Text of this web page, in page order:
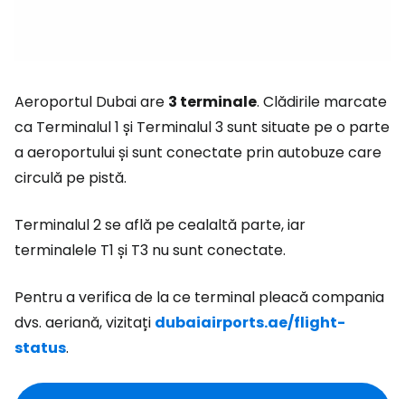
Aeroportul Dubai are 3 terminale. Clădirile marcate
ca Terminalul 1 și Terminalul 3 sunt situate pe o parte
a aeroportului și sunt conectate prin autobuze care
circulă pe pistă.
Terminalul 2 se află pe cealaltă parte, iar
terminalele T1 și T3 nu sunt conectate.
Pentru a verifica de la ce terminal pleacă compania
dvs. aeriană, vizitați dubaiairports.ae/flight-
status.